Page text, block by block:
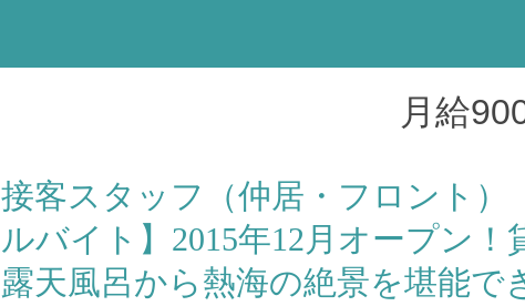
月給
接客スタッフ（仲居・フロント）
ルバイト】2015年12月オープン！
露天風呂から熱海の絶景を堪能で